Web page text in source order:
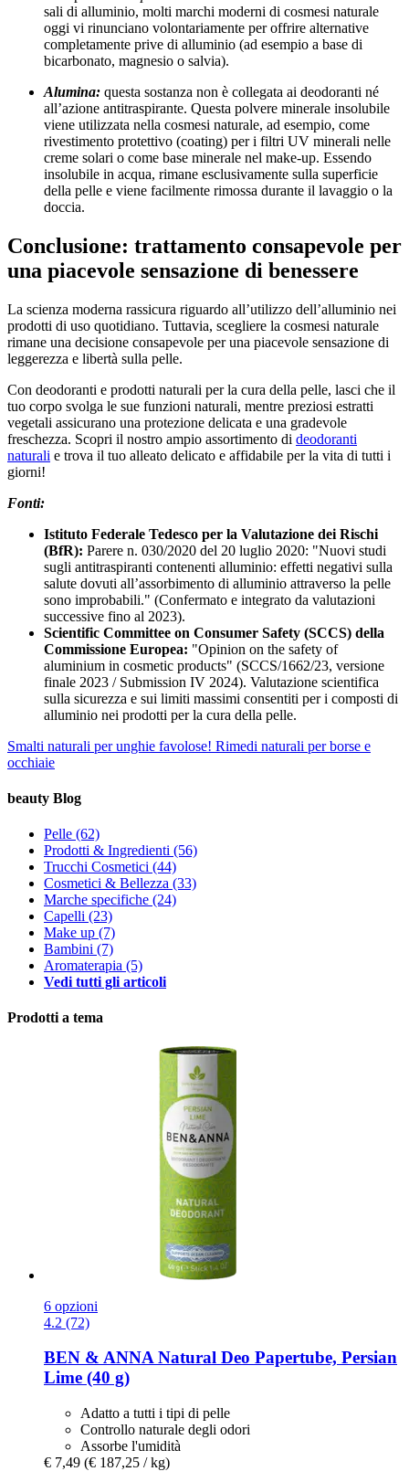
sali di alluminio, molti marchi moderni di cosmesi naturale
oggi vi rinunciano volontariamente per offrire alternative
completamente prive di alluminio (ad esempio a base di
bicarbonato, magnesio o salvia).
Alumina: questa sostanza non è collegata ai deodoranti né
all’azione antitraspirante. Questa polvere minerale insolubile
viene utilizzata nella cosmesi naturale, ad esempio, come
rivestimento protettivo (coating) per i filtri UV minerali nelle
creme solari o come base minerale nel make-up. Essendo
insolubile in acqua, rimane esclusivamente sulla superficie
della pelle e viene facilmente rimossa durante il lavaggio o la
doccia.
Conclusione: trattamento consapevole per
una piacevole sensazione di benessere
La scienza moderna rassicura riguardo all’utilizzo dell’alluminio nei
prodotti di uso quotidiano. Tuttavia, scegliere la cosmesi naturale
rimane una decisione consapevole per una piacevole sensazione di
leggerezza e libertà sulla pelle.
Con deodoranti e prodotti naturali per la cura della pelle, lasci che il
tuo corpo svolga le sue funzioni naturali, mentre preziosi estratti
vegetali assicurano una protezione delicata e una gradevole
freschezza. Scopri il nostro ampio assortimento di deodoranti
naturali e trova il tuo alleato delicato e affidabile per la vita di tutti i
giorni!
Fonti:
Istituto Federale Tedesco per la Valutazione dei Rischi
(BfR): Parere n. 030/2020 del 20 luglio 2020: "Nuovi studi
sugli antitraspiranti contenenti alluminio: effetti negativi sulla
salute dovuti all’assorbimento di alluminio attraverso la pelle
sono improbabili." (Confermato e integrato da valutazioni
successive fino al 2023).
Scientific Committee on Consumer Safety (SCCS) della
Commissione Europea: "Opinion on the safety of
aluminium in cosmetic products" (SCCS/1662/23, versione
finale 2023 / Submission IV 2024). Valutazione scientifica
sulla sicurezza e sui limiti massimi consentiti per i composti di
alluminio nei prodotti per la cura della pelle.
Smalti naturali per unghie favolose! Rimedi naturali per borse e
occhiaie
beauty Blog
Pelle (62)
Prodotti & Ingredienti (56)
Trucchi Cosmetici (44)
Cosmetici & Bellezza (33)
Marche specifiche (24)
Capelli (23)
Make up (7)
Bambini (7)
Aromaterapia (5)
Vedi tutti gli articoli
Prodotti a tema
6 opzioni
4.2 (72)
BEN & ANNANatural Deo Papertube, Persian
Lime (40 g)
Adatto a tutti i tipi di pelle
Controllo naturale degli odori
Assorbe l'umidità
€ 7,49 (€ 187,25 / kg)